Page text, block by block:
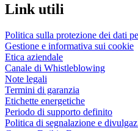
Link utili
Politica sulla protezione dei dati
Gestione e informativa sui cookie
Etica aziendale
Canale di Whistleblowing
Note legali
Termini di garanzia
Etichette energetiche
Periodo di supporto definito
Politica di segnalazione e